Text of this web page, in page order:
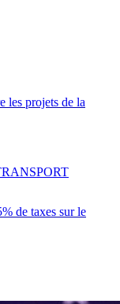
les projets de la
de taxes sur le